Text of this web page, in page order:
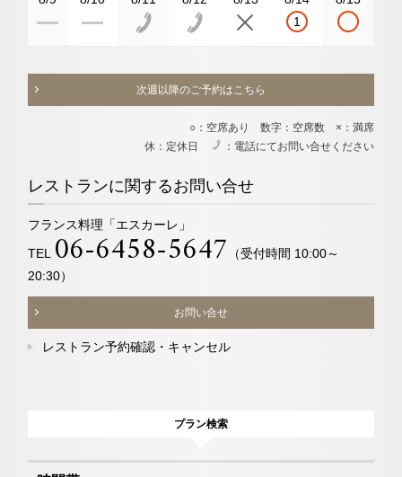
1
次週以降のご予約はこちら
○：空席あり 数字：空席数 ×：満席
休：定休日
：電話にてお問い合せください
レストランに関するお問い合せ
フランス料理「エスカーレ」
TEL 06-6458-5647
（受付時間 10:00～
20:30）
お問い合せ
レストラン予約確認・キャンセル
プラン検索